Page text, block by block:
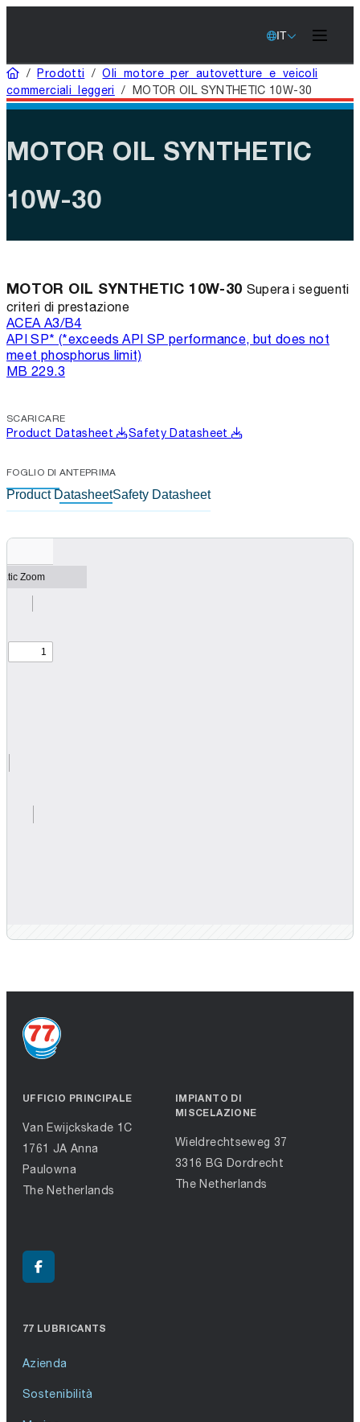
IT
Casa
/Prodotti /Oli motore per autovetture e veicoli
commerciali leggeri / MOTOR OIL SYNTHETIC 10W-30
MOTOR OIL SYNTHETIC
10W-30
MOTOR OIL SYNTHETIC 10W-30 Supera i seguenti
criteri di prestazione
ACEA A3/B4
API SP* (*exceeds API SP performance, but does not
meet phosphorus limit)
MB 229.3
SCARICARE
Product Datasheet Safety Datasheet
FOGLIO DI ANTEPRIMA
Product DatasheetSafety Datasheet
UFFICIO PRINCIPALE
Van Ewijckskade 1C
1761 JA Anna
Paulowna
The Netherlands
IMPIANTO DI
MISCELAZIONE
Wieldrechtseweg 37
3316 BG Dordrecht
The Netherlands
77 LUBRICANTS
Azienda
Sostenibilità